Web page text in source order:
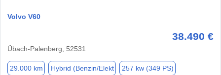
Volvo V60
38.490 €
Übach-Palenberg, 52531
29.000 km Hybrid (Benzin/Elekt 257 kw (349 PS)